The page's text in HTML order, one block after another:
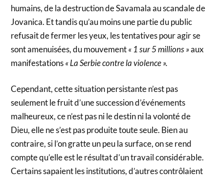
humains, de la destruction de Savamala au scandale de
Jovanica. Et tandis qu’au moins une partie du public
refusait de fermer les yeux, les tentatives pour agir se
sont amenuisées, du mouvement« 1 sur 5 millions »aux
manifestations« La Serbie contre la violence ».
Cependant, cette situation persistante n’est pas
seulement le fruit d’une succession d’événements
malheureux, ce n’est pas ni le destin ni la volonté de
Dieu, elle ne s’est pas produite toute seule. Bien au
contraire, si l’on gratte un peu la surface, on se rend
compte qu’elle est le résultat d’un travail considérable.
Certains sapaient les institutions, d’autres contrôlaient